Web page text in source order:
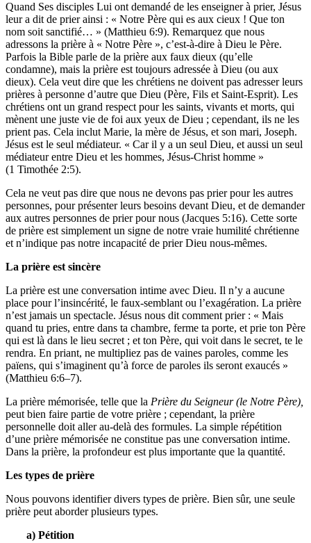
Quand Ses disciples Lui ont demandé de les enseigner à prier, Jésus
leur a dit de prier ainsi : « Notre Père qui es aux cieux ! Que ton
nom soit sanctifié… » (Matthieu 6:9). Remarquez que nous
adressons la prière à « Notre Père », c’est-à-dire à Dieu le Père.
Parfois la Bible parle de la prière aux faux dieux (qu’elle
condamne), mais la prière est toujours adressée à Dieu (ou aux
dieux). Cela veut dire que les chrétiens ne doivent pas adresser leurs
prières à personne d’autre que Dieu (Père, Fils et Saint-Esprit). Les
chrétiens ont un grand respect pour les saints, vivants et morts, qui
mènent une juste vie de foi aux yeux de Dieu ; cependant, ils ne les
prient pas. Cela inclut Marie, la mère de Jésus, et son mari, Joseph.
Jésus est le seul médiateur. « Car il y a un seul Dieu, et aussi un seul
médiateur entre Dieu et les hommes, Jésus-Christ homme »
(1 Timothée 2:5).
Cela ne veut pas dire que nous ne devons pas prier pour les autres
personnes, pour présenter leurs besoins devant Dieu, et de demander
aux autres personnes de prier pour nous (Jacques 5:16). Cette sorte
de prière est simplement un signe de notre vraie humilité chrétienne
et n’indique pas notre incapacité de prier Dieu nous-mêmes.
La prière est sincère
La prière est une conversation intime avec Dieu. Il n’y a aucune
place pour l’insincérité, le faux-semblant ou l’exagération. La prière
n’est jamais un spectacle. Jésus nous dit comment prier : « Mais
quand tu pries, entre dans ta chambre, ferme ta porte, et prie ton Père
qui est là dans le lieu secret ; et ton Père, qui voit dans le secret, te le
rendra. En priant, ne multipliez pas de vaines paroles, comme les
païens, qui s’imaginent qu’à force de paroles ils seront exaucés »
(Matthieu 6:6–7).
La prière mémorisée, telle que la Prière du Seigneur (le Notre Père),
peut bien faire partie de votre prière ; cependant, la prière
personnelle doit aller au-delà des formules. La simple répétition
d’une prière mémorisée ne constitue pas une conversation intime.
Dans la prière, la profondeur est plus importante que la quantité.
Les types de prière
Nous pouvons identifier divers types de prière. Bien sûr, une seule
prière peut aborder plusieurs types.
a) Pétition